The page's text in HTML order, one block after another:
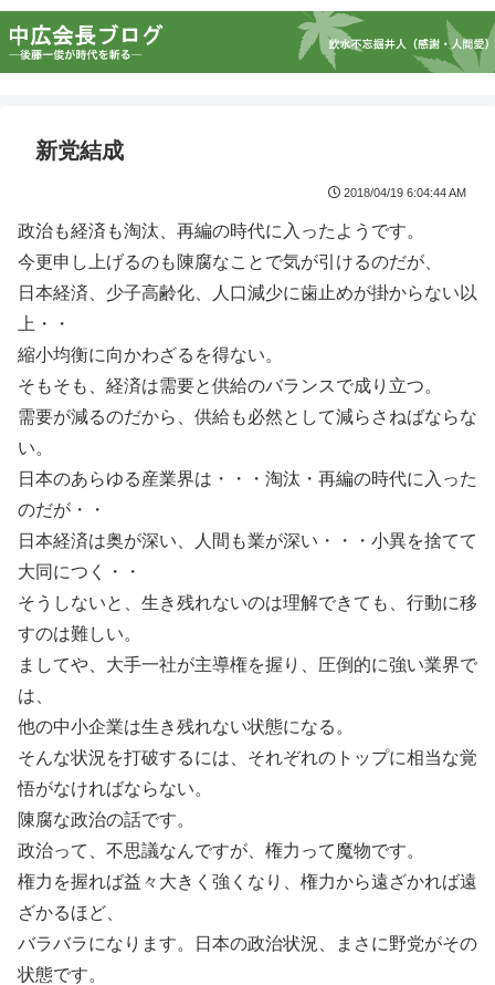
新党結成
2018/04/19 6:04:44 AM
政治も経済も淘汰、再編の時代に入ったようです。
今更申し上げるのも陳腐なことで気が引けるのだが、
日本経済、少子高齢化、人口減少に歯止めが掛からない以
上・・
縮小均衡に向かわざるを得ない。
そもそも、経済は需要と供給のバランスで成り立つ。
需要が減るのだから、供給も必然として減らさねばならな
い。
日本のあらゆる産業界は・・・淘汰・再編の時代に入った
のだが・・
日本経済は奥が深い、人間も業が深い・・・小異を捨てて
大同につく・・
そうしないと、生き残れないのは理解できても、行動に移
すのは難しい。
ましてや、大手一社が主導権を握り、圧倒的に強い業界で
は、
他の中小企業は生き残れない状態になる。
そんな状況を打破するには、それぞれのトップに相当な覚
悟がなければならない。
陳腐な政治の話です。
政治って、不思議なんですが、権力って魔物です。
権力を握れば益々大きく強くなり、権力から遠ざかれば遠
ざかるほど、
バラバラになります。日本の政治状況、まさに野党がその
状態です。